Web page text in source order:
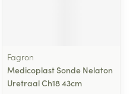
Fagron
Medicoplast Sonde Nelaton
Uretraal Ch18 43cm